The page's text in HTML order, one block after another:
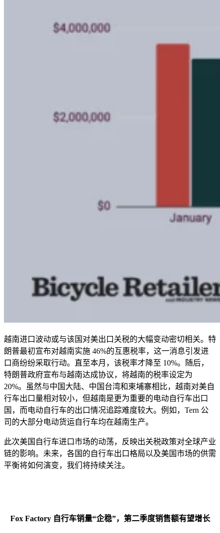
越南进口波动或与该国对美出口关税的大幅变动密切相关。特
朗普最初宣布对越南实施 46%的互惠税率，这一消息引发进
口商纷纷采取行动。直至本月，该税率才降至 10%。随后，
特朗普政府宣布与越南达成协议，将越南的税率设定为
20%。虽然与中国大陆、中国台湾和柬埔寨相比，越南对美自
行车出口量相对较小，但越南是更为重要的电动自行车出口
国，而电动自行车的出口情况追踪难度较大。例如，Tern 公
司的大部分电动货运自行车均在越南生产。
此次美国自行车进口市场的动荡，反映出关税政策对全球产业
链的影响。未来，各国的自行车出口格局以及美国市场的供需
平衡将如何演变，我们将持续关注。
Fox Factory 自行车销量“企稳”，第二季度销售额有望增长